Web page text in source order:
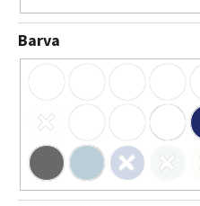
Barva
PROJMUTÝ
STŘIH
92
Kč